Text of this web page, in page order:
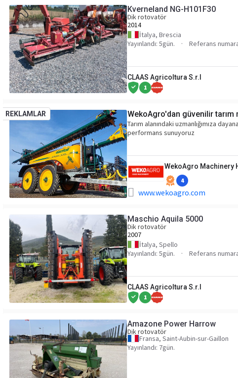
Kverneland NG-H101F30
Dik rotovatör
2014
İtalya, Brescia
Yayınlandı: 5gün.
Referans
CLAAS Agricoltura S.r.l
1
REKLAMLAR WekoAgro'dan güvenilir
Tarım alanındaki uzmanlığımıza
performans sunuyoruz
WekoAgro Machinery
4
www.wekoagro.com
Maschio Aquila 5000
Dik rotovatör
2007
İtalya, Spello
Yayınlandı: 5gün.
Referans
CLAAS Agricoltura S.r.l
1
Amazone Power Harrow
Dik rotovatör
Fransa, Saint-Aubin-sur-Gaillon
Yayınlandı: 7gün.